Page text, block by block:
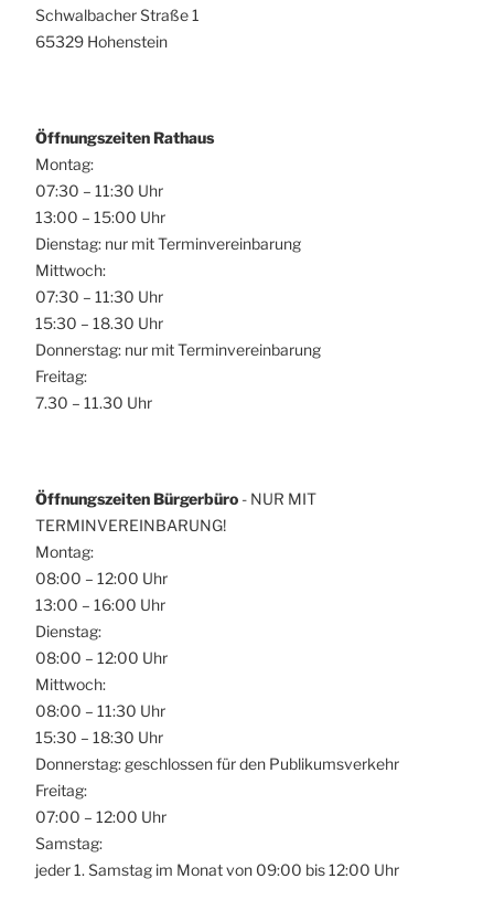
Schwalbacher Straße 1
65329 Hohenstein
Öffnungszeiten Rathaus
Montag:
07:30 – 11:30 Uhr
13:00 – 15:00 Uhr
Dienstag: nur mit Terminvereinbarung
Mittwoch:
07:30 – 11:30 Uhr
15:30 – 18.30 Uhr
Donnerstag: nur mit Terminvereinbarung
Freitag:
7.30 – 11.30 Uhr
Öffnungszeiten Bürgerbüro - NUR MIT
TERMINVEREINBARUNG!
Montag:
08:00 – 12:00 Uhr
13:00 – 16:00 Uhr
Dienstag:
08:00 – 12:00 Uhr
Mittwoch:
08:00 – 11:30 Uhr
15:30 – 18:30 Uhr
Donnerstag: geschlossen für den Publikumsverkehr
Freitag:
07:00 – 12:00 Uhr
Samstag:
jeder 1. Samstag im Monat von 09:00 bis 12:00 Uhr